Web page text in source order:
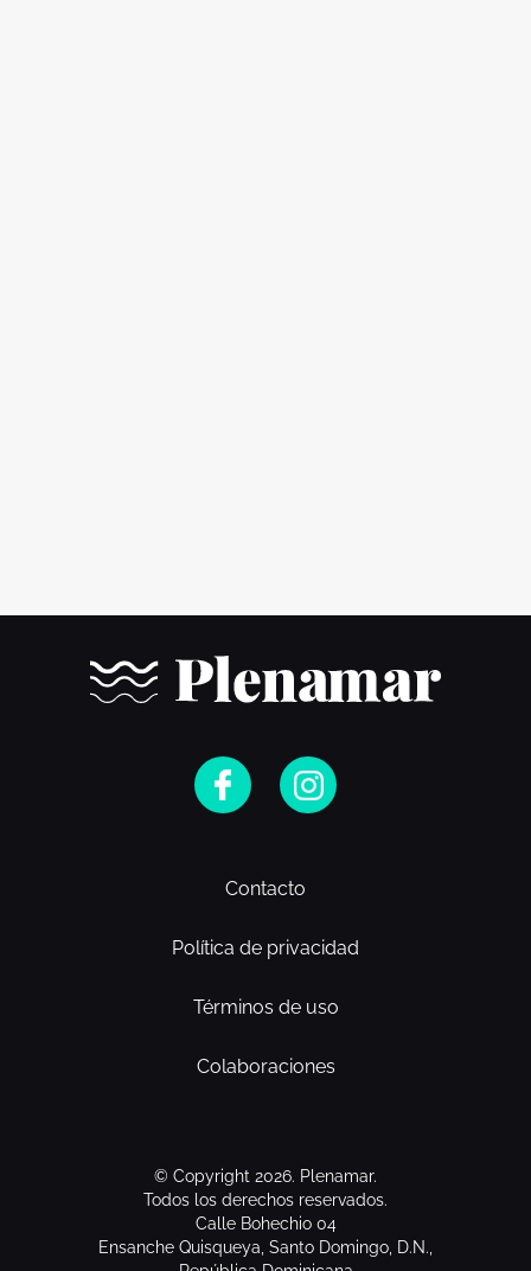
Contacto
Política de privacidad
Términos de uso
Colaboraciones
© Copyright 2026. Plenamar.
Todos los derechos reservados.
Calle Bohechio 04
Ensanche Quisqueya, Santo Domingo, D.N.,